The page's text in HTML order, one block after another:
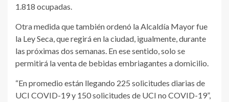
1.818 ocupadas.
Otra medida que también ordenó la Alcaldía Mayor fue
la Ley Seca, que regirá en la ciudad, igualmente, durante
las próximas dos semanas. En ese sentido, solo se
permitirá la venta de bebidas embriagantes a domicilio.
“En promedio están llegando 225 solicitudes diarias de
UCI COVID-19 y 150 solicitudes de UCI no COVID-19”,